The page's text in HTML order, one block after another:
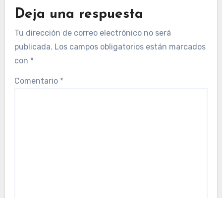
Deja una respuesta
Tu dirección de correo electrónico no será
publicada. Los campos obligatorios están marcados
con *
Comentario *